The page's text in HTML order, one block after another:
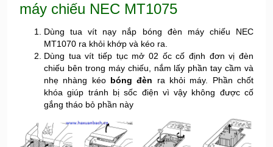
máy chiếu NEC MT1075
Dùng tua vít nạy nắp bóng đèn máy chiếu NEC
MT1070 ra khỏi khớp và kéo ra.
Dùng tua vít tiếp tục mở 02 ốc cố định đơn vị đèn
chiếu bên trong máy chiếu, nắm lấy phần tay cầm và
nhẹ nhàng kéo bóng đèn ra khỏi máy. Phần chốt
khóa giúp tránh bị sốc điện vì vậy không được cố
gắng tháo bỏ phần này